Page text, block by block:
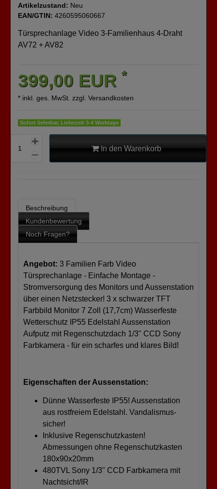
Artikelzustand: Neu
EAN/GTIN: 4260595060667
Türsprechanlage Video 3-Familienhaus 4-Draht
AV72 + AV82
399,00 EUR *
* inkl. ges. MwSt. zzgl. Versandkosten
Sofort lieferbar, Lieferzeit 3-4 Werktage
In den Warenkorb
Beschreibung
Kundenbewertung
Noch Fragen?
Angebot: 3 Familien Farb Video
Türsprechanlage - Einfache Montage -
Stromversorgung des Monitors und Aussenstation
über einen Netzstecker! 3 x schwarzer TFT
Farbbild Monitor 7 Zoll (17,7cm) Wasserfeste
Wetterschutz IP55 Edelstahl Aussenstation
Aufputz mit Regenschutzdach 1/3" CCD Sony
Farbkamera - für ein scharfes und klares Bild!
Eigenschaften der Aussenstation:
Dünne Wasserfeste IP55! Aussenstation
aus rostfreiem Edelstahl. Vandalismus-
sicher!
Inklusive Regenschutzkasten!
Abmessungen ohne Regenschutzkasten
180x90x20mm
480TVL Sony 1/3" CCD Farbkamera mit
Nachtsicht/IR